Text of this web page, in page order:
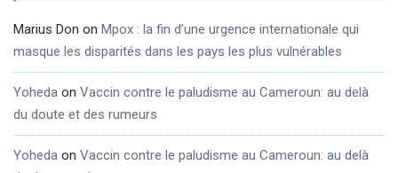
Marius Don on Mpox : la fin d’une urgence internationale qui
masque les disparités dans les pays les plus vulnérables
Yoheda on Vaccin contre le paludisme au Cameroun: au delà
du doute et des rumeurs
Yoheda on Vaccin contre le paludisme au Cameroun: au delà